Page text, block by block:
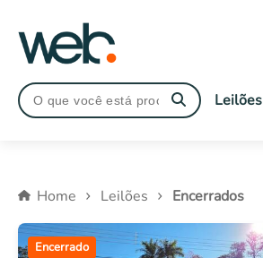
Extrajudiciais
Imóveis Caixa
Leilões Encerrados
Leilões
Home Leilões Encerrados
Encerrado